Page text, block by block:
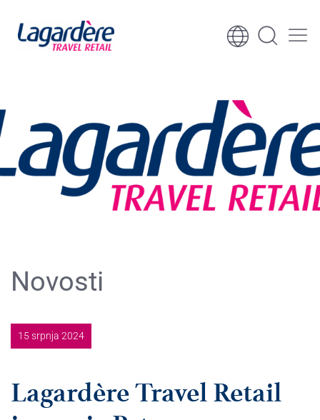
Skoči na sadržaj
Novosti
15 srpnja 2024
Lagardère Travel Retail